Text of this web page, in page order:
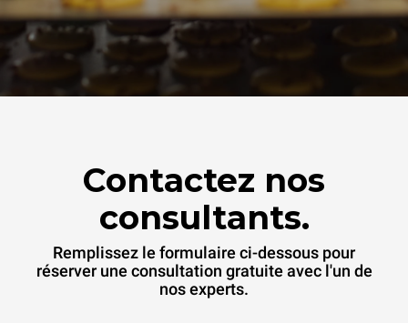
Contactez nos
consultants.
Remplissez le formulaire ci-dessous pour
réserver une consultation gratuite avec l'un de
nos experts.